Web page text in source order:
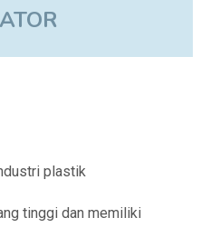
plastik
tinggi dan memiliki